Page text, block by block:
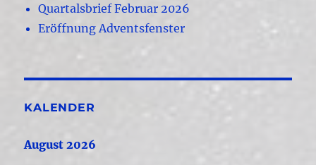
Quartalsbrief Februar 2026
Eröffnung Adventsfenster
KALENDER
August 2026